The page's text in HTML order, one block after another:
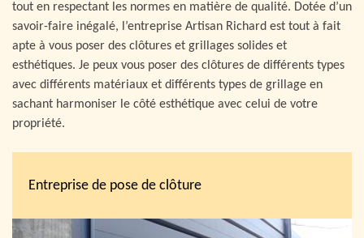
tout en respectant les normes en matière de qualité. Dotée d’un
savoir-faire inégalé, l’entreprise Artisan Richard est tout à fait
apte à vous poser des clôtures et grillages solides et
esthétiques. Je peux vous poser des clôtures de différents types
avec différents matériaux et différents types de grillage en
sachant harmoniser le côté esthétique avec celui de votre
propriété.
Entreprise de pose de clôture